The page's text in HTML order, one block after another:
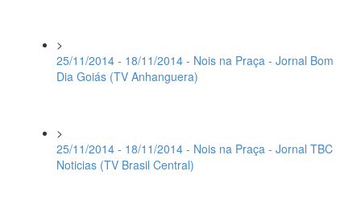
>
25/11/2014 - 18/11/2014 - Nois na Praça - Jornal Bom
Dia Goiás (TV Anhanguera)
>
25/11/2014 - 18/11/2014 - Nois na Praça - Jornal TBC
Noticias (TV Brasil Central)